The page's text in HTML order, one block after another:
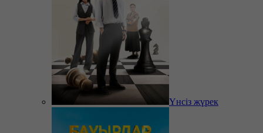
Үнсіз жүрек